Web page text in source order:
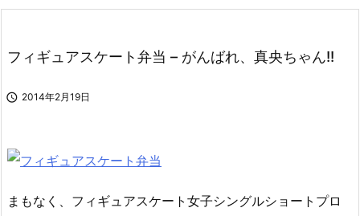


フィギュアスケート弁当 – がんばれ、真央ちゃん!!
 2014年2月19日
まもなく、フィギュアスケート女子シングルショートプロ